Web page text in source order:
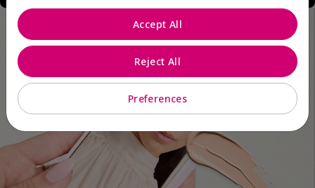
Preferences
Reject All
Accept All